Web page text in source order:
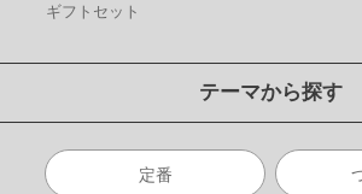
ギフトセット
テーマから探す
定番